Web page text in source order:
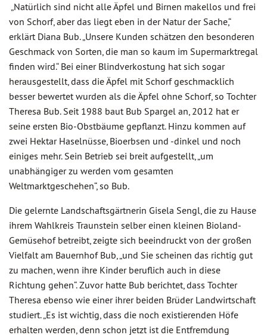
„Natürlich sind nicht alle Äpfel und Birnen makellos und frei
von Schorf, aber das liegt eben in der Natur der Sache,“
erklärt Diana Bub. „Unsere Kunden schätzen den besonderen
Geschmack von Sorten, die man so kaum im Supermarktregal
finden wird.“ Bei einer Blindverkostung hat sich sogar
herausgestellt, dass die Äpfel mit Schorf geschmacklich
besser bewertet wurden als die Äpfel ohne Schorf, so Tochter
Theresa Bub. Seit 1988 baut Bub Spargel an, 2012 hat er
seine ersten Bio-Obstbäume gepflanzt. Hinzu kommen auf
zwei Hektar Haselnüsse, Bioerbsen und -dinkel und noch
einiges mehr. Sein Betrieb sei breit aufgestellt, „um
unabhängiger zu werden vom gesamten
Weltmarktgeschehen“, so Bub.
Die gelernte Landschaftsgärtnerin Gisela Sengl, die zu Hause
ihrem Wahlkreis Traunstein selber einen kleinen Bioland-
Gemüsehof betreibt, zeigte sich beeindruckt von der großen
Vielfalt am Bauernhof Bub, „und Sie scheinen das richtig gut
zu machen, wenn ihre Kinder beruflich auch in diese
Richtung gehen“. Zuvor hatte Bub berichtet, dass Tochter
Theresa ebenso wie einer ihrer beiden Brüder Landwirtschaft
studiert. „Es ist wichtig, dass die noch existierenden Höfe
erhalten werden, denn schon jetzt ist die Entfremdung